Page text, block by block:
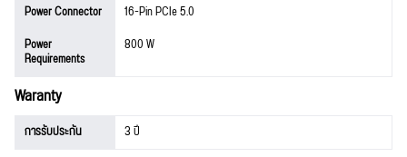
Power Connector
16-Pin PCIe 5.0
Power
Requirements
800 W
Waranty
การรับประกัน 3 ปี